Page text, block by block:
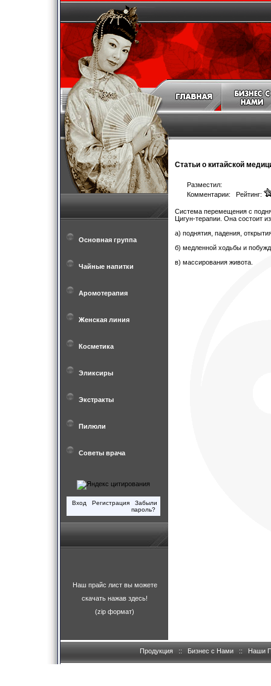
Основная группа
Чайные напитки
Аромотерапия
Женская линия
Косметика
Эликсиры
Экстракты
Пилюли
Советы врача
Вход Регистрация
Забыли
пароль?
Наш прайс лист вы можете
скачать нажав здесь!
(zip формат)
Статьи о китайской
Разместил:
Комментарии: Рейтинг:
Система перемещения с
Цигун-терапии. Она состоит
а) поднятия, падения,
б) медленной ходьбы и
в) массирования живота.
Продукция :: Бизнес с Нами :: Наши